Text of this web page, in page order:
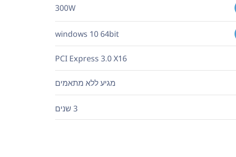
300W
windows 10 64bit
PCI Express 3.0 X16
מגיע ללא מתאמים
3 שנים